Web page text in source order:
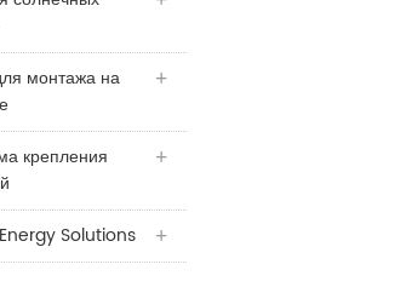
монтажа на
крепления
Solutions